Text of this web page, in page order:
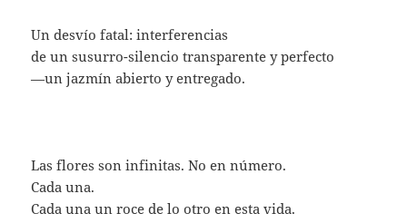
Un desvío fatal: interferencias
de un susurro-silencio transparente y perfecto
—un jazmín abierto y entregado.
Las flores son infinitas. No en número.
Cada una.
Cada una un roce de lo otro en esta vida.